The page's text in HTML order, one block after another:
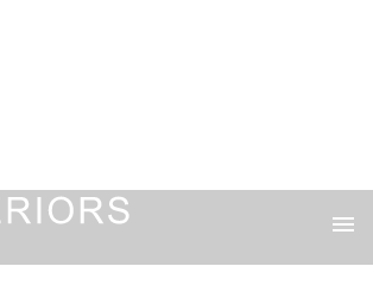
menu